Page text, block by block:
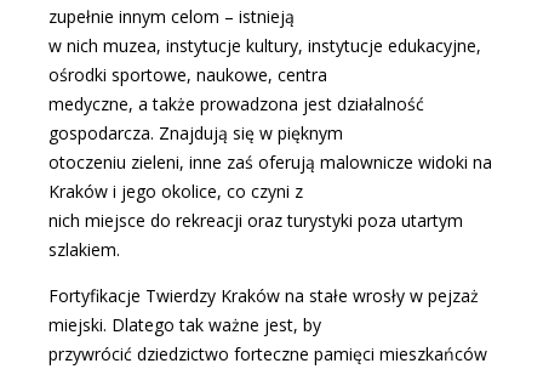
zupełnie innym celom – istnieją
w nich muzea, instytucje kultury, instytucje edukacyjne,
ośrodki sportowe, naukowe, centra
medyczne, a także prowadzona jest działalność
gospodarcza. Znajdują się w pięknym
otoczeniu zieleni, inne zaś oferują malownicze widoki na
Kraków i jego okolice, co czyni z
nich miejsce do rekreacji oraz turystyki poza utartym
szlakiem.
Fortyfikacje Twierdzy Kraków na stałe wrosły w pejzaż
miejski. Dlatego tak ważne jest, by
przywrócić dziedzictwo forteczne pamięci mieszkańców